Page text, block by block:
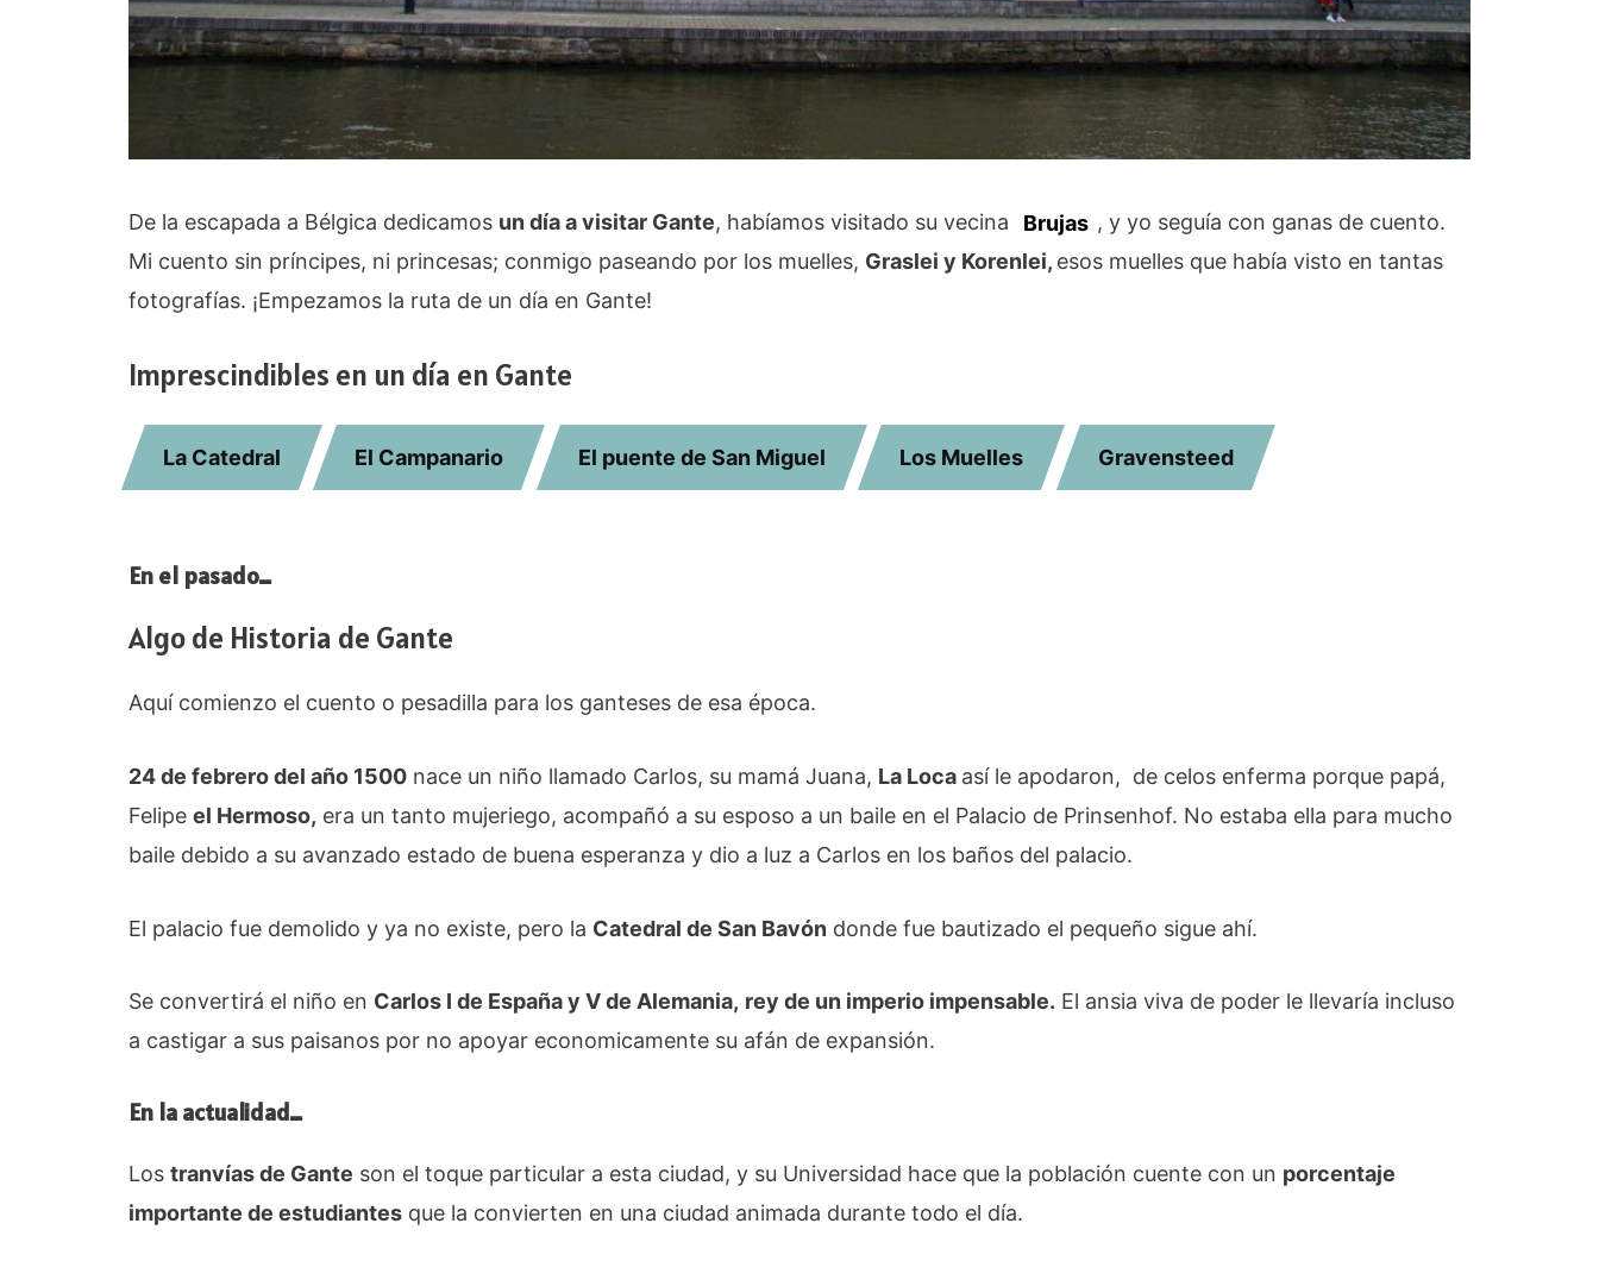
De la escapada a Bélgica dedicamos un día a visitar Gante, habíamos visitado su vecina Brujas , y yo seguía con ganas de cuento.
Mi cuento sin príncipes, ni princesas; conmigo paseando por los muelles, Graslei y Korenlei, esos muelles que había visto en tantas
fotografías. ¡Empezamos la ruta de un día en Gante!
Imprescindibles en un día en Gante
La Catedral El Campanario El puente de San Miguel Los Muelles Gravensteed
En el pasado…
Algo de Historia de Gante
Aquí comienzo el cuento o pesadilla para los ganteses de esa época.
24 de febrero del año 1500 nace un niño llamado Carlos, su mamá Juana, La Loca así le apodaron, de celos enferma porque papá,
Felipe el Hermoso, era un tanto mujeriego, acompañó a su esposo a un baile en el Palacio de Prinsenhof. No estaba ella para mucho
baile debido a su avanzado estado de buena esperanza y dio a luz a Carlos en los baños del palacio.
El palacio fue demolido y ya no existe, pero la Catedral de San Bavón donde fue bautizado el pequeño sigue ahí.
Se convertirá el niño en Carlos I de España y V de Alemania, rey de un imperio impensable. El ansia viva de poder le llevaría incluso
a castigar a sus paisanos por no apoyar economicamente su afán de expansión.
En la actualidad…
Los tranvías de Gante son el toque particular a esta ciudad, y su Universidad hace que la población cuente con un porcentaje
importante de estudiantes que la convierten en una ciudad animada durante todo el día.